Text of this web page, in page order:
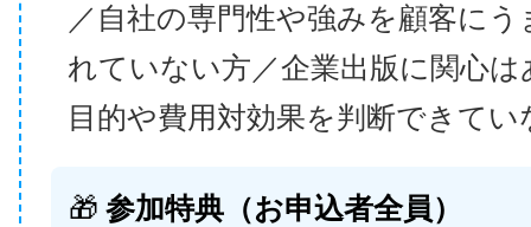
／自社の専門性や強みを顧客に
れていない方／企業出版に関心
目的や費用対効果を判断できてい
🎁 参加特典（お申込者全員）